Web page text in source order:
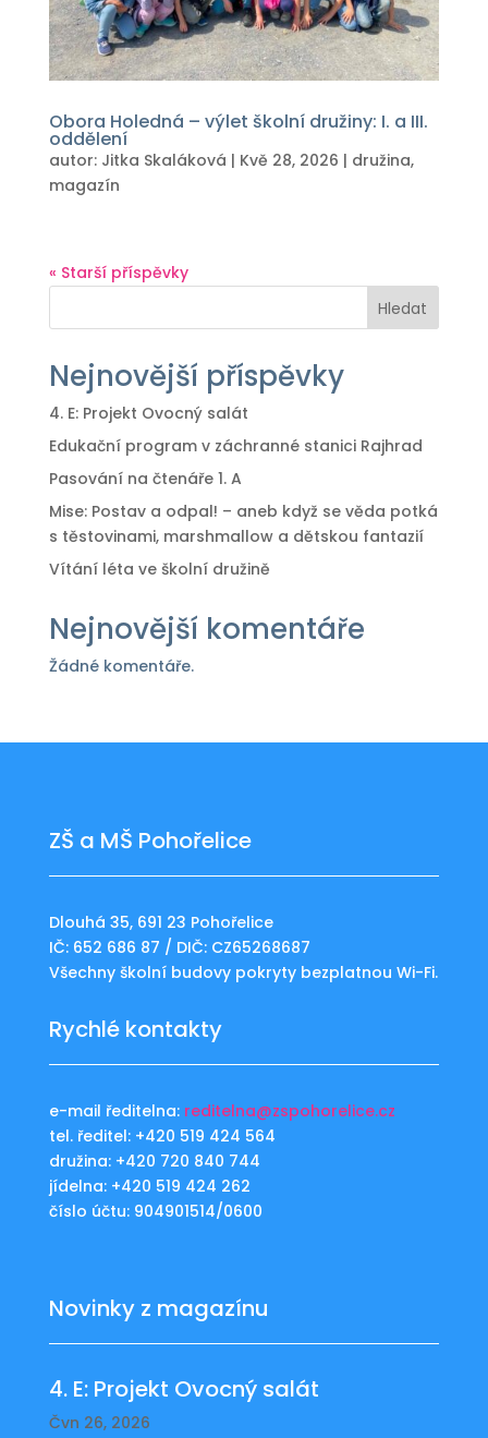
Obora Holedná – výlet školní družiny: I. a III.
oddělení
autor: Jitka Skaláková | Kvě 28, 2026 | družina,
magazín
« Starší příspěvky
Hledat
Nejnovější příspěvky
4. E: Projekt Ovocný salát
Edukační program v záchranné stanici Rajhrad
Pasování na čtenáře 1. A
Mise: Postav a odpal! – aneb když se věda potká
s těstovinami, marshmallow a dětskou fantazií
Vítání léta ve školní družině
Nejnovější komentáře
Žádné komentáře.
ZŠ a MŠ Pohořelice
Dlouhá 35, 691 23 Pohořelice
IČ: 652 686 87 / DIČ: CZ65268687
Všechny školní budovy pokryty bezplatnou Wi-Fi.
Rychlé kontakty
e-mail ředitelna: reditelna@zspohorelice.cz
tel. ředitel: +420 519 424 564
družina: +420 720 840 744
jídelna: +420 519 424 262
číslo účtu: 904901514/0600
Novinky z magazínu
4. E: Projekt Ovocný salát
Čvn 26, 2026